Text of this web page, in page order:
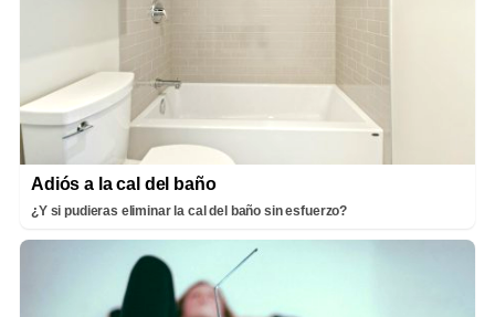
Adiós a la cal del baño
¿Y si pudieras eliminar la cal del baño sin esfuerzo?